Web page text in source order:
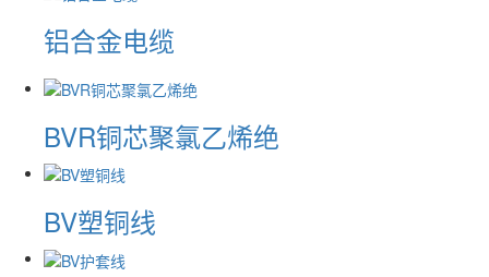
铝合金电缆
BVR铜芯聚氯乙烯绝
BV塑铜线